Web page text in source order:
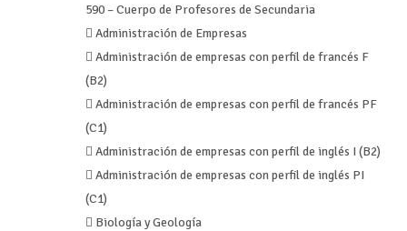
590 – Cuerpo de Profesores de Secundaria
 Administración de Empresas
 Administración de empresas con perfil de francés F
(B2)
 Administración de empresas con perfil de francés PF
(C1)
 Administración de empresas con perfil de inglés I (B2)
 Administración de empresas con perfil de inglés PI
(C1)
 Biología y Geología